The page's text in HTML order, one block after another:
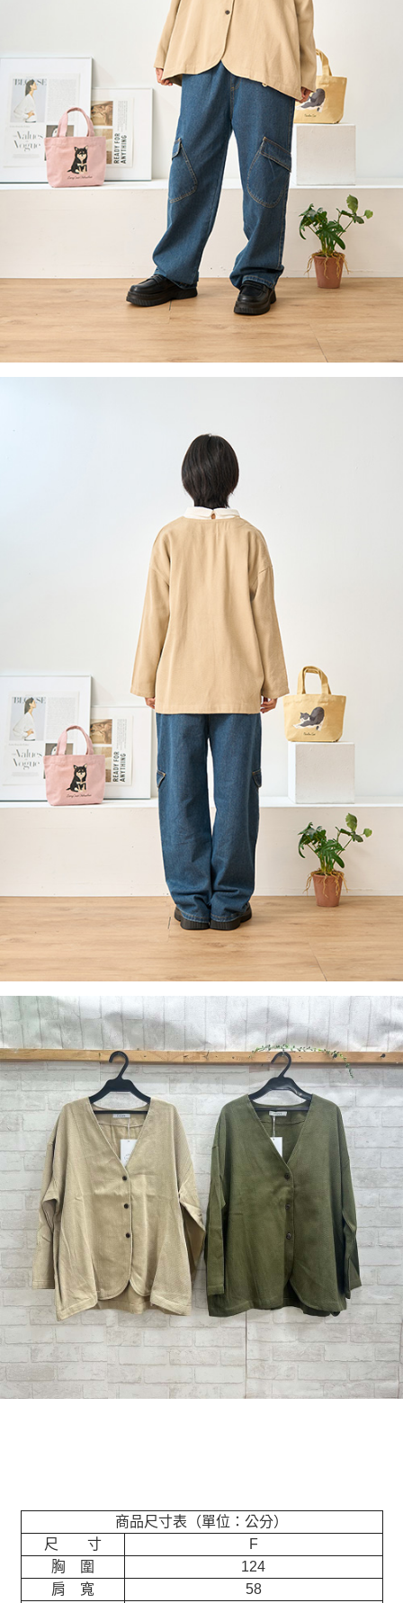
商品尺寸表（單位：公分）
尺 寸
F
胸 圍
124
肩 寬
58